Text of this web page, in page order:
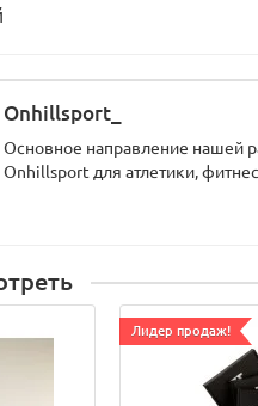
Onhillsport_
Основное направление нашей
Onhillsport для атлетики,
Лидер продаж!